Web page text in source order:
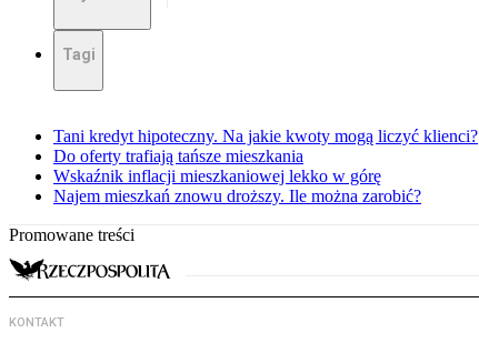
Tagi
Tani kredyt hipoteczny. Na jakie kwoty mogą liczyć klienci?
Do oferty trafiają tańsze mieszkania
Wskaźnik inflacji mieszkaniowej lekko w górę
Najem mieszkań znowu droższy. Ile można zarobić?
Promowane treści
KONTAKT